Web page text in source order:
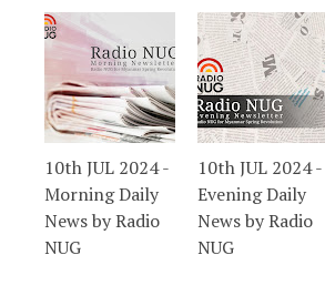
10th JUL 2024 -
Morning Daily
News by Radio
NUG
10th JUL 2024 -
Evening Daily
News by Radio
NUG